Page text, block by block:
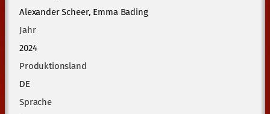
Alexander Scheer, Emma Bading
Jahr
2024
Produktionsland
DE
Sprache